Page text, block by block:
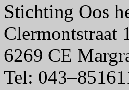
Stichting Oos
Clermontstraat
6269 CE
Tel: